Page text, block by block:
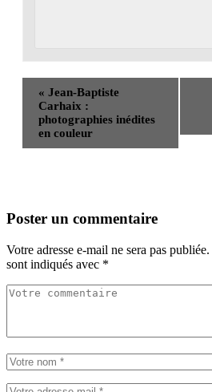
« Jean-Baptiste
Carhaix :
photographies inédites
en couleur
Poster un commentaire
Votre adresse e-mail ne sera pas publiée.
sont indiqués avec *